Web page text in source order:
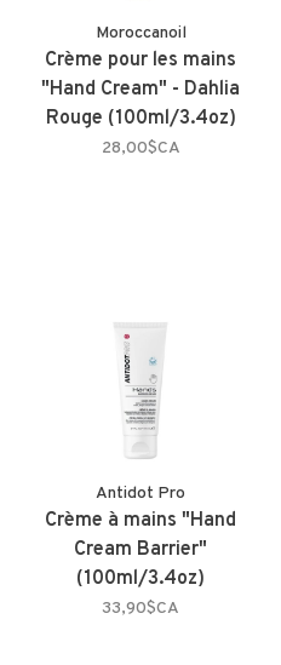
Moroccanoil
Crème pour les mains
"Hand Cream" - Dahlia
Rouge (100ml/3.4oz)
28,00$CA
Antidot Pro
Crème à mains "Hand
Cream Barrier"
(100ml/3.4oz)
33,90$CA